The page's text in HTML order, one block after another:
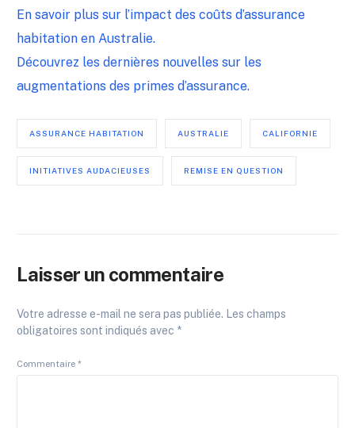
En savoir plus sur l’impact des coûts d’assurance
habitation en Australie.
Découvrez les dernières nouvelles sur les
augmentations des primes d’assurance.
ASSURANCE HABITATION AUSTRALIE CALIFORNIE
INITIATIVES AUDACIEUSES REMISE EN QUESTION
Laisser un commentaire
Votre adresse e-mail ne sera pas publiée. Les champs
obligatoires sont indiqués avec *
Commentaire*